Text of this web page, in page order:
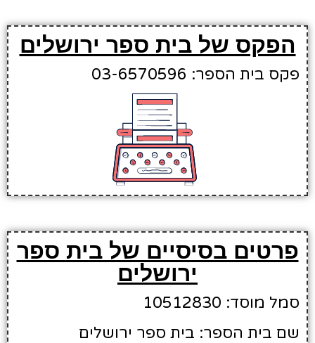
הפקס של בית ספר ירושלים
פקס בית הספר: 03-6570596
פרטים בסיסיים של בית ספר
ירושלים
סמל מוסד: 10512830
שם בית הספר: בית ספר ירושלים